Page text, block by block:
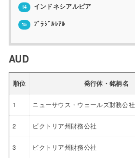
14 インドネシアルピア
15 ﾌﾞﾗｼﾞﾙﾚｱﾙ
AUD
順位 発行体・銘柄名
1 ニューサウス・ウェールズ財務公社
2 ビクトリア州財務公社
3 ビクトリア州財務公社